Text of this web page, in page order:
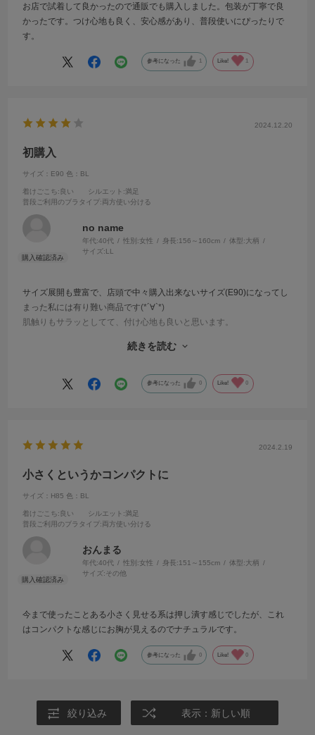
お店で試着して良かったので通販でも購入しました。包装が丁寧で良
かったです。つけ心地も良く、安心感があり、普段使いにぴったりで
す。
参考になった 1 Like! 1
2024.12.20
初購入
サイズ：E90 色：BL
着けごこち:良い シルエット :満足
普段ご利用のブラタイプ :両方使い分ける
no name
年代:40代 性別:女性 身長:156～160cm 体型:大柄
サイズ:LL
サイズ展開も豊富で、店頭で中々購入出来ないサイズ(E90)になってし
まった私には有り難い商品です(*´∀`*)
肌触りもサラッとしてて、付け心地も良いと思います。
しいなぁーと思います☆
続きを読む
参考になった 0 Like! 0
2024.2.19
小さくというかコンパクトに
サイズ：H85 色：BL
着けごこち:良い シルエット :満足
普段ご利用のブラタイプ :両方使い分ける
おんまる
年代:40代 性別:女性 身長:151～155cm 体型:大柄
サイズ: その他
今まで使ったことある小さく見せる系は押し潰す感じでしたが、これ
はコンパクトな感じにお胸が見えるのでナチュラルです。
参考になった 0 Like! 0
絞り込み 表示：新しい順